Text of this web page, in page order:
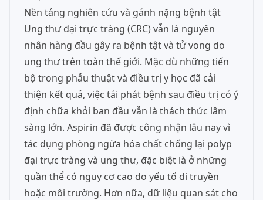
Nền tảng nghiên cứu và gánh nặng bệnh tật
Ung thư đại trực tràng (CRC) vẫn là nguyên
nhân hàng đầu gây ra bệnh tật và tử vong do
ung thư trên toàn thế giới. Mặc dù những tiến
bộ trong phẫu thuật và điều trị y học đã cải
thiện kết quả, việc tái phát bệnh sau điều trị có ý
định chữa khỏi ban đầu vẫn là thách thức lâm
sàng lớn. Aspirin đã được công nhận lâu nay vì
tác dụng phòng ngừa hóa chất chống lại polyp
đại trực tràng và ung thư, đặc biệt là ở những
quần thể có nguy cơ cao do yếu tố di truyền
hoặc môi trường. Hơn nữa, dữ liệu quan sát cho